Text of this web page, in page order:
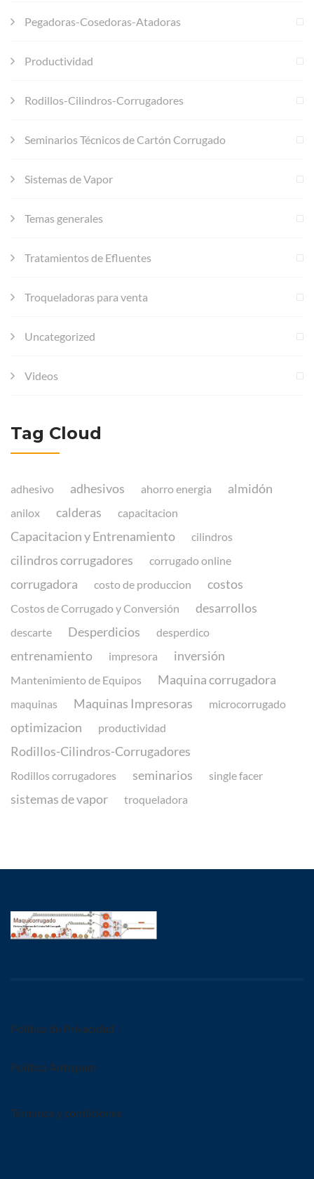
Pegadoras-Cosedoras-Atadoras
Productividad
Rodillos-Cilindros-Corrugadores
Seminarios Técnicos de Cartón Corrugado
Sistemas de Vapor
Temas generales
Tratamientos de Efluentes
Troqueladoras para venta
Uncategorized
Videos
Tag Cloud
adhesivo adhesivos ahorro energia almidón
anilox calderas capacitacion
Capacitacion y Entrenamiento cilindros
cilindros corrugadores corrugado online
corrugadora costo de produccion costos
Costos de Corrugado y Conversión desarrollos
descarte Desperdicios desperdico
entrenamiento impresora inversión
Mantenimiento de Equipos Maquina corrugadora
maquinas Maquinas Impresoras microcorrugado
optimizacion productividad
Rodillos-Cilindros-Corrugadores
Rodillos corrugadores seminarios single facer
sistemas de vapor troqueladora
Política de Privacidad
Política Antispam
Términos y condiciones